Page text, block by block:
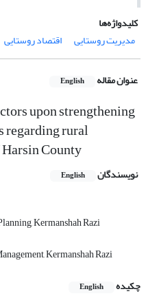
کلیدواژه‌ها
مدیریت روستایی
اقتصاد روستایی
عنوان مقاله English
upon strengthening
regarding rural
County
نویسندگان English
Kermanshah Razi
Kermanshah Razi
چکیده
English